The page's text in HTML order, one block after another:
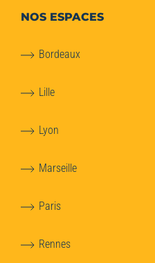
NOS ESPACES
Bordeaux
Lille
Lyon
Marseille
Paris
Rennes